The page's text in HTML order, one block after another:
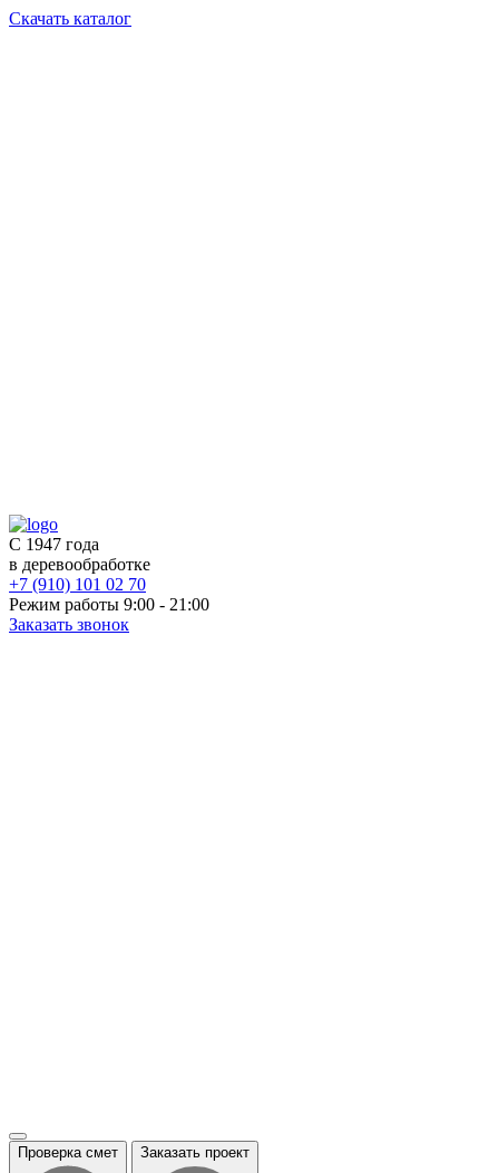
Скачать каталог
С 1947 года
в деревообработке
+7 (910) 101 02 70
Режим работы 9:00 - 21:00
Заказать звонок
Проверка смет Заказать проект